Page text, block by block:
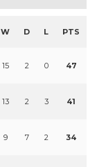
W D L PTS
15 2 0 47
13 2 3 41
9 7 2 34